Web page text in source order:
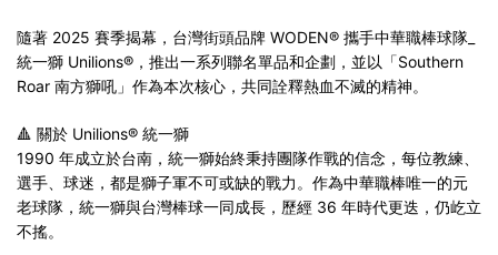
隨著 2025 賽季揭幕，台灣街頭品牌 WODEN® 攜手中華職棒球隊_
統一獅 Unilions®，推出一系列聯名單品和企劃，並以「Southern
Roar 南方獅吼」作為本次核心，共同詮釋熱血不滅的精神。
🔺 關於 Unilions® 統一獅
1990 年成立於台南，統一獅始終秉持團隊作戰的信念，每位教練、
選手、球迷，都是獅子軍不可或缺的戰力。作為中華職棒唯一的元
老球隊，統一獅與台灣棒球一同成長，歷經 36 年時代更迭，仍屹立
不搖。